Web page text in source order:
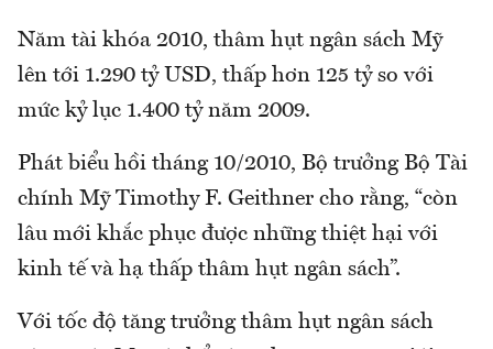
Năm tài khóa 2010, thâm hụt ngân sách Mỹ
lên tới 1.290 tỷ USD, thấp hơn 125 tỷ so với
mức kỷ lục 1.400 tỷ năm 2009.
Phát biểu hồi tháng 10/2010, Bộ trưởng Bộ Tài
chính Mỹ Timothy F. Geithner cho rằng, “còn
lâu mới khắc phục được những thiệt hại với
kinh tế và hạ thấp thâm hụt ngân sách”.
Với tốc độ tăng trưởng thâm hụt ngân sách